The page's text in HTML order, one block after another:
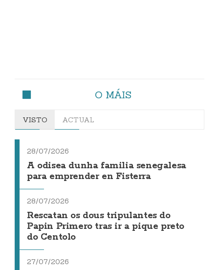
O MÁIS
VISTO ACTUAL
28/07/2026
A odisea dunha familia senegalesa
para emprender en Fisterra
28/07/2026
Rescatan os dous tripulantes do
Papin Primero tras ir a pique preto
do Centolo
27/07/2026